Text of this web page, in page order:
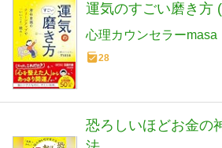
運気のすごい磨き方
心理カウンセラーmasa
28
恐ろしいほどお金の